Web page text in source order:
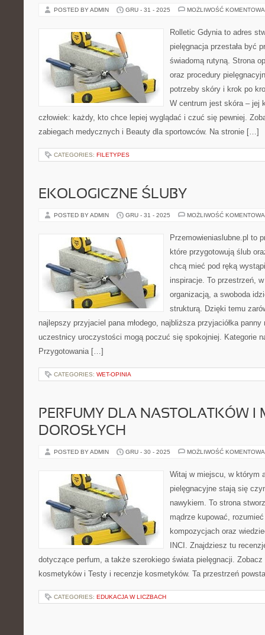
POSTED BY ADMIN GRU - 31 - 2025 MOŻLIWOŚĆ
Rolletic Gdynia to adres
pielęgnacja przestała być
świadomą rutyną. Strona
oraz procedury
potrzeby skóry i krok po
W centrum jest skóra – jej
człowiek: każdy, kto chce lepiej wyglądać i czuć się pewniej.
zabiegach medycznych i Beauty dla sportowców. Na stronie […]
CATEGORIES: FILETYPES
EKOLOGICZNE ŚLUBY
POSTED BY ADMIN GRU - 31 - 2025 MOŻLIWOŚĆ
Przemowieniaslubne.pl to
które przygotowują ślub
chcą mieć pod ręką
inspiracje. To przestrzeń,
organizacją, a swoboda
strukturą. Dzięki temu
najlepszy przyjaciel pana młodego, najbliższa przyjaciółka panny
uczestnicy uroczystości mogą poczuć się spokojniej. Kategorie
Przygotowania […]
CATEGORIES: WET-OPINIA
PERFUMY DLA NASTOLATKÓW I
DOROSŁYCH
POSTED BY ADMIN GRU - 30 - 2025 MOŻLIWOŚĆ
Witaj w miejscu, w którym
pielęgnacyjne stają się
nawykiem. To strona
mądrze kupować,
kompozycjach oraz
INCI. Znajdziesz tu
dotyczące perfum, a także szerokiego świata pielęgnacji.
kosmetyków i Testy i recenzje kosmetyków. Ta przestrzeń
CATEGORIES: EDUKACJA W LICZBACH